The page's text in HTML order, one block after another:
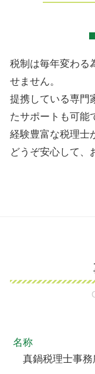
税制は毎年変わる
せません。
提携している専門
たサポートも可能
経験豊富な税理士
どうぞ安心して、
名称
真鍋税理士事務